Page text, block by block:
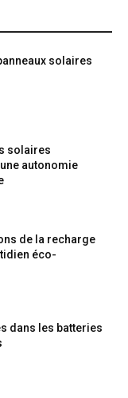
solaires
solaires
autonomie
de la recharge
éco-
dans les batteries